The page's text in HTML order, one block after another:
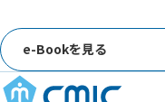
e-Bookを見る